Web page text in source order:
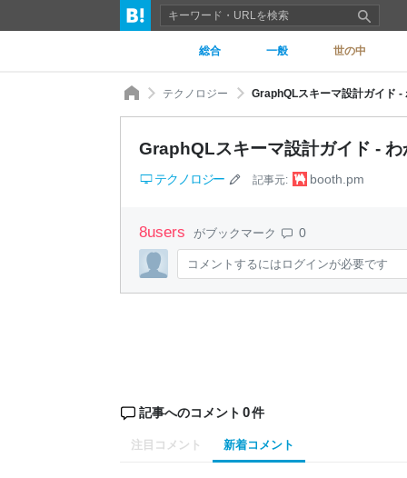
総合 一般 世の中
テクノロジー GraphQLスキーマ設計ガイド -
GraphQLスキーマ設計ガイド -
テクノロジー 記事元: booth.pm
8users がブックマーク 0
コメントするにはログインが必要です
記事へのコメント 0件
注目コメント 新着コメント